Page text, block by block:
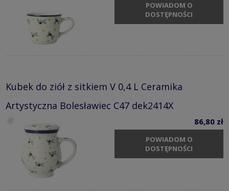
POWIADOM O
DOSTĘPNOŚCI
Kubek do ziół z sitkiem V 0,4 L Ceramika
Artystyczna Bolesławiec C47 dek2414X
86,80 zł
POWIADOM O
DOSTĘPNOŚCI